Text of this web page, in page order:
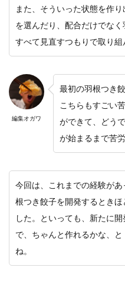
また、そういった状態を作
を選んだり、配合だけでな
すべて見直すつもりで取り組
編集オガワ
最初の羽根つき
こちらもすごい
ができて、どう
が始まるまで苦
今回は、これまでの経験が
根つき餃子を開発するとき
した。といっても、新たに
で、ちゃんと作れるかな、
ね。